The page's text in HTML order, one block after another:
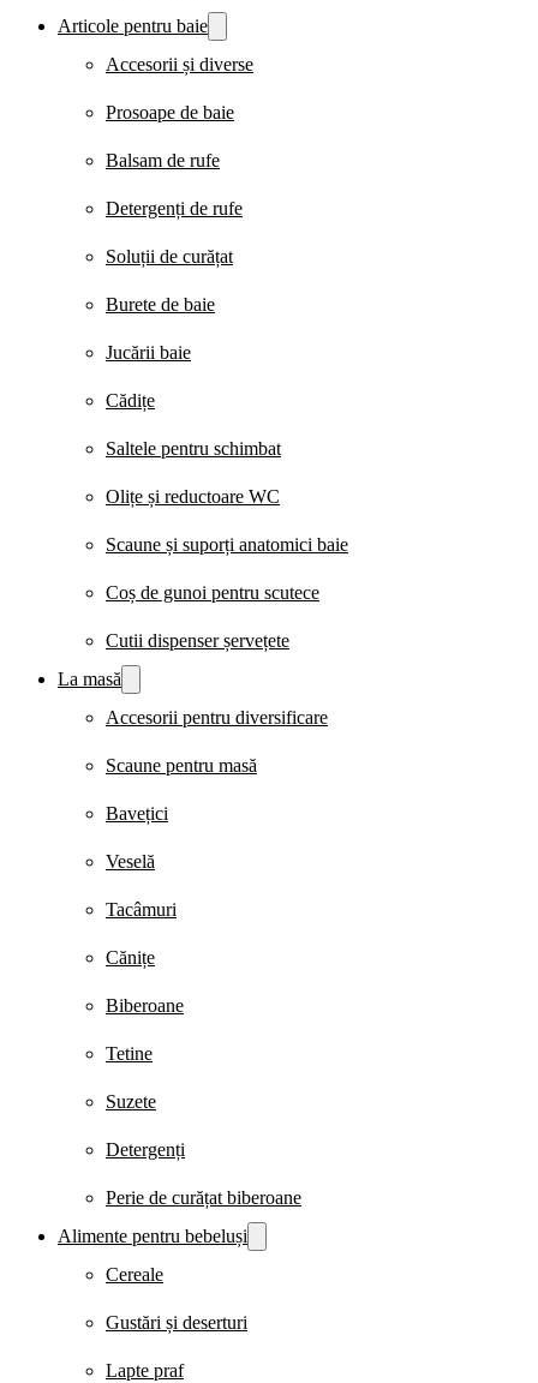
Articole pentru baie
Accesorii și diverse
Prosoape de baie
Balsam de rufe
Detergenți de rufe
Soluții de curățat
Burete de baie
Jucării baie
Cădițe
Saltele pentru schimbat
Olițe și reductoare WC
Scaune și suporți anatomici baie
Coș de gunoi pentru scutece
Cutii dispenser șervețete
La masă
Accesorii pentru diversificare
Scaune pentru masă
Bavețici
Veselă
Tacâmuri
Cănițe
Biberoane
Tetine
Suzete
Detergenți
Perie de curățat biberoane
Alimente pentru bebeluși
Cereale
Gustări și deserturi
Lapte praf